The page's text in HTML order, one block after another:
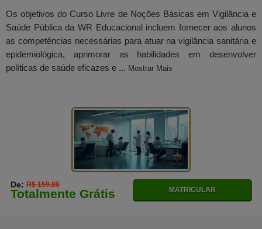
Os objetivos do Curso Livre de Noções Básicas em Vigilância e
Saúde Pública da WR Educacional incluem fornecer aos alunos
as competências necessárias para atuar na vigilância sanitária e
epidemiológica, aprimorar as habilidades em desenvolver
políticas de saúde eficazes e ... Mostrar Mais
De:R$ 159.80
Totalmente Grátis MATRICULAR